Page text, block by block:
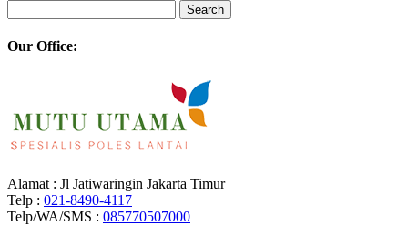
for:
Our Office:
Alamat : Jl Jatiwaringin Jakarta Timur
Telp : 021-8490-4117
Telp/WA/SMS : 085770507000